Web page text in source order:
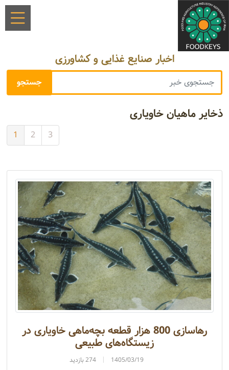
اخبار صنایع غذایی و کشاورزی
ذخایر ماهیان خاویاری
1 2 3
رهاسازی 800 هزار قطعه بچه‌ماهی خاویاری در
زیستگاه‌های طبیعی
1405/03/19 274 بازدید